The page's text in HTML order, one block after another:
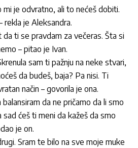
je odvratno, ali to nećeš dobiti.
rekla je Aleksandra.
ti se pravdam za večeras. Šta si
– pitao je Ivan.
sam ti pažnju na neke stvari,
da budeš, baja? Pa nisi. Ti
način – govorila je ona.
da ne pričamo da li smo
ćeš ti meni da kažeš da smo
je on.
Sram te bilo na sve moje muke